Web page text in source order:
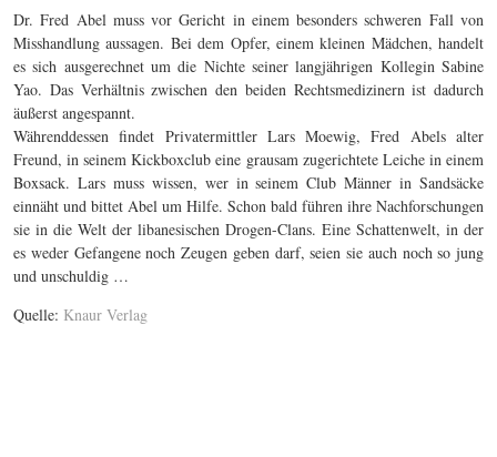
Dr. Fred Abel muss vor Gericht in einem besonders schweren Fall von
Misshandlung aussagen. Bei dem Opfer, einem kleinen Mädchen, handelt
es sich ausgerechnet um die Nichte seiner langjährigen Kollegin Sabine
Yao. Das Verhältnis zwischen den beiden Rechtsmedizinern ist dadurch
äußerst angespannt.
Währenddessen findet Privatermittler Lars Moewig, Fred Abels alter
Freund, in seinem Kickboxclub eine grausam zugerichtete Leiche in einem
Boxsack. Lars muss wissen, wer in seinem Club Männer in Sandsäcke
einnäht und bittet Abel um Hilfe. Schon bald führen ihre Nachforschungen
sie in die Welt der libanesischen Drogen-Clans. Eine Schattenwelt, in der
es weder Gefangene noch Zeugen geben darf, seien sie auch noch so jung
und unschuldig …
Quelle: Knaur Verlag